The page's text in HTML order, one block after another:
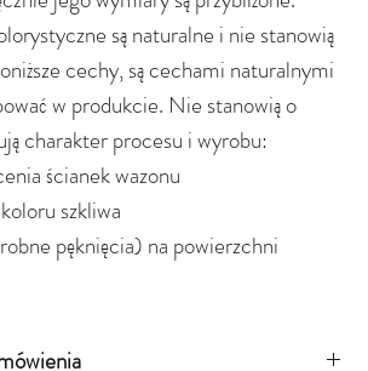
są naturalne i nie stanowią
cechy, są cechami naturalnymi
w produkcie. Nie stanowią o
charakter procesu i wyrobu:
ścianek wazonu
szkliwa
pęknięcia) na powierzchni